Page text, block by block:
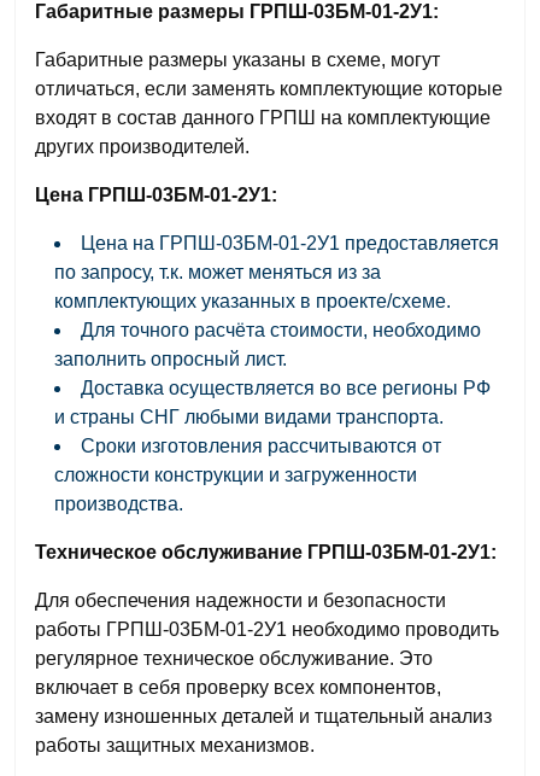
Габаритные размеры ГРПШ-03БМ-01-2У1:
Габаритные размеры указаны в схеме, могут
отличаться, если заменять комплектующие которые
входят в состав данного ГРПШ на комплектующие
других производителей.
Цена ГРПШ-03БМ-01-2У1:
Цена на ГРПШ-03БМ-01-2У1 предоставляется
по запросу, т.к. может меняться из за
комплектующих указанных в проекте/схеме.
Для точного расчёта стоимости, необходимо
заполнить опросный лист.
Доставка осуществляется во все регионы РФ
и страны СНГ любыми видами транспорта.
Сроки изготовления рассчитываются от
сложности конструкции и загруженности
производства.
Техническое обслуживание ГРПШ-03БМ-01-2У1:
Для обеспечения надежности и безопасности
работы ГРПШ-03БМ-01-2У1 необходимо проводить
регулярное техническое обслуживание. Это
включает в себя проверку всех компонентов,
замену изношенных деталей и тщательный анализ
работы защитных механизмов.